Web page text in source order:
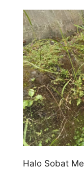
Halo Sobat